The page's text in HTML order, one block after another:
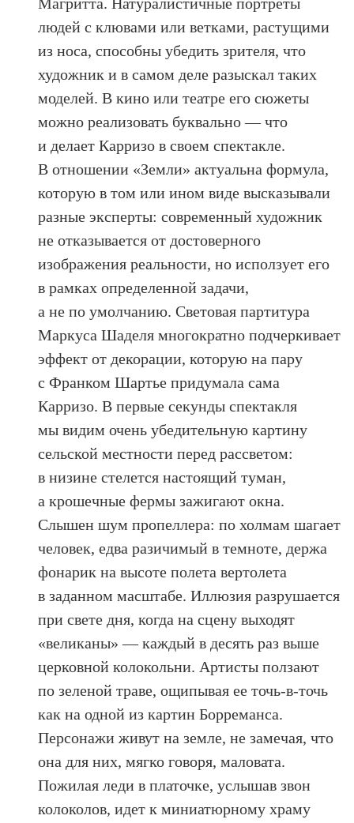
Магритта. Натуралистичные портреты
людей с клювами или ветками, растущими
из носа, способны убедить зрителя, что
художник и в самом деле разыскал таких
моделей. В кино или театре его сюжеты
можно реализовать буквально — что
и делает Карризо в своем спектакле.
В отношении «Земли» актуальна формула,
которую в том или ином виде высказывали
разные эксперты: современный художник
не отказывается от достоверного
изображения реальности, но исползует его
в рамках определенной задачи,
а не по умолчанию. Световая партитура
Маркуса Шаделя многократно подчеркивает
эффект от декорации, которую на пару
с Франком Шартье придумала сама
Карризо. В первые секунды спектакля
мы видим очень убедительную картину
сельской местности перед рассветом:
в низине стелется настоящий туман,
а крошечные фермы зажигают окна.
Слышен шум пропеллера: по холмам шагает
человек, едва разичимый в темноте, держа
фонарик на высоте полета вертолета
в заданном масштабе. Иллюзия разрушается
при свете дня, когда на сцену выходят
«великаны» — каждый в десять раз выше
церковной колокольни. Артисты ползают
по зеленой траве, ощипывая ее точь-в-точь
как на одной из картин Борреманса.
Персонажи живут на земле, не замечая, что
она для них, мягко говоря, маловата.
Пожилая леди в платочке, услышав звон
колоколов, идет к миниатюрному храму